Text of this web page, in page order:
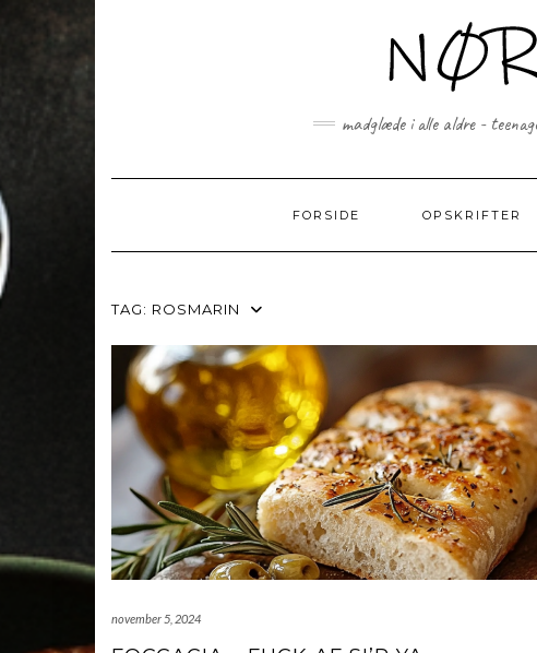
madglæde i alle aldre -
FORSIDE OPSKRIFTER
TAG: ROSMARIN
november 5, 2024